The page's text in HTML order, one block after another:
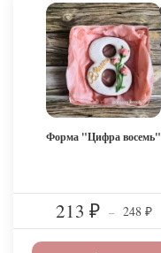
Форма "Цифра восемь"
213 ₽ – 248 ₽